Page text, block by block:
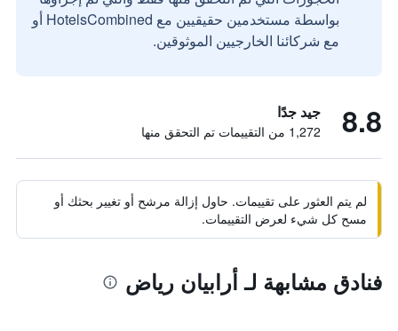
بواسطة مستخدمين حقيقيين مع HotelsCombined أو
مع شركائنا الخارجيين الموثوقين.
8.8 جيد جدًا
1,272 من التقييمات تم التحقق منها
لم يتم العثور على تقييمات. حاول إزالة مرشح أو تغيير بحثك أو
مسح كل شيء لعرض التقييمات.
فنادق مشابهة لـ أرابيان رياض